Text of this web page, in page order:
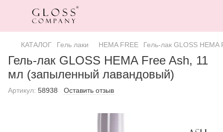
КАТАЛОГ Гель лаки HEMA FREE Гель-лак GLOSS
Гель-лак GLOSS HEMA Free Ash, 11
мл (запыленный лавандовый)
Артикул: 58938 Оставить отзыв